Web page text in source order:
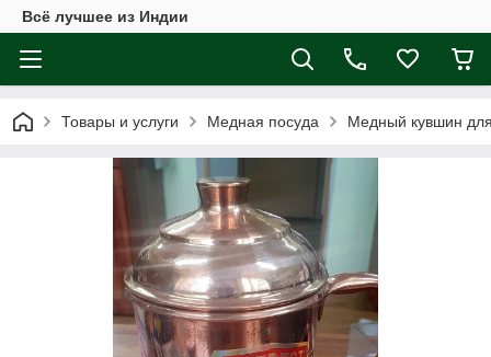
Всё лучшее из Индии
Товары и услуги Медная посуда Медный кувшин